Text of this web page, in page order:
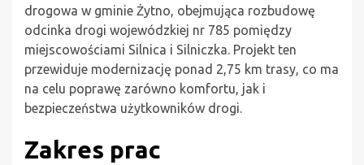
drogowa w gminie Żytno, obejmująca rozbudowę
odcinka drogi wojewódzkiej nr 785 pomiędzy
miejscowościami Silnica i Silniczka. Projekt ten
przewiduje modernizację ponad 2,75 km trasy, co ma
na celu poprawę zarówno komfortu, jak i
bezpieczeństwa użytkowników drogi.
Zakres prac